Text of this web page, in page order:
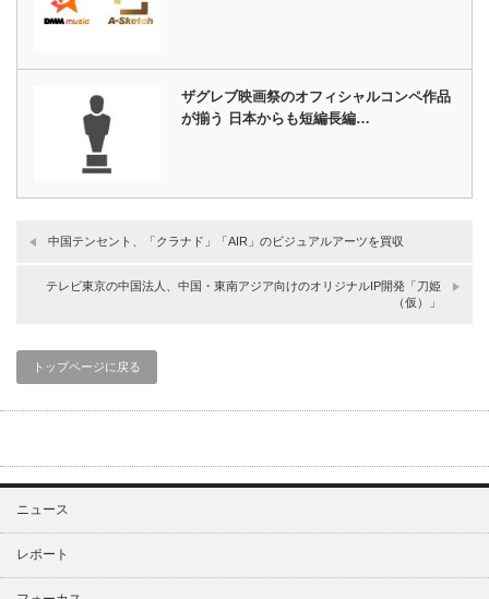
ザグレブ映画祭のオフィシャルコンペ作品
が揃う 日本からも短編長編…
中国テンセント、「クラナド」「AIR」のビジュアルアーツを買収
テレビ東京の中国法人、中国・東南アジア向けのオリジナルIP開発「刀姫
（仮）」
トップページに戻る
ニュース
レポート